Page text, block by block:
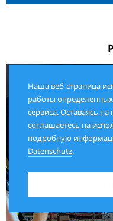
Наша веб-страница
работы
сервиса. Оставаясь
соглашаетесь на
подробную
Datenschutz.